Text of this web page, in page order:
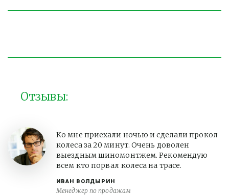
Отзывы:
ИВАН ВОЛДЫРИН
Менеджер по продажам
Ко мне приехали ночью и сделали прокол
колеса за 20 минут. Очень доволен
выездным шиномонтжем. Рекомендую
всем кто порвал колеса на трасе.